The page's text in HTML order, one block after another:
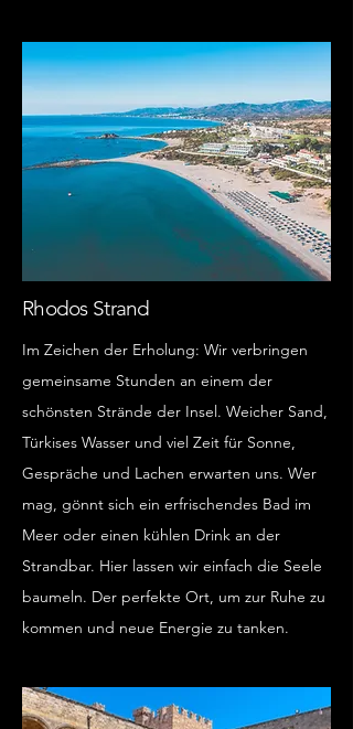
Rhodos Strand
Im Zeichen der Erholung: Wir verbringen
gemeinsame Stunden an einem der
schönsten Strände der Insel. Weicher Sand,
Türkises Wasser und viel Zeit für Sonne,
Gespräche und Lachen erwarten uns. Wer
mag, gönnt sich ein erfrischendes Bad im
Meer oder einen kühlen Drink an der
Strandbar. Hier lassen wir einfach die Seele
baumeln. Der perfekte Ort, um zur Ruhe zu
kommen und neue Energie zu tanken.